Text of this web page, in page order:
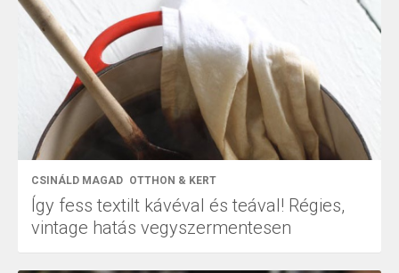
CSINÁLD MAGAD OTTHON & KERT
Így fess textilt kávéval és teával! Régies,
vintage hatás vegyszermentesen